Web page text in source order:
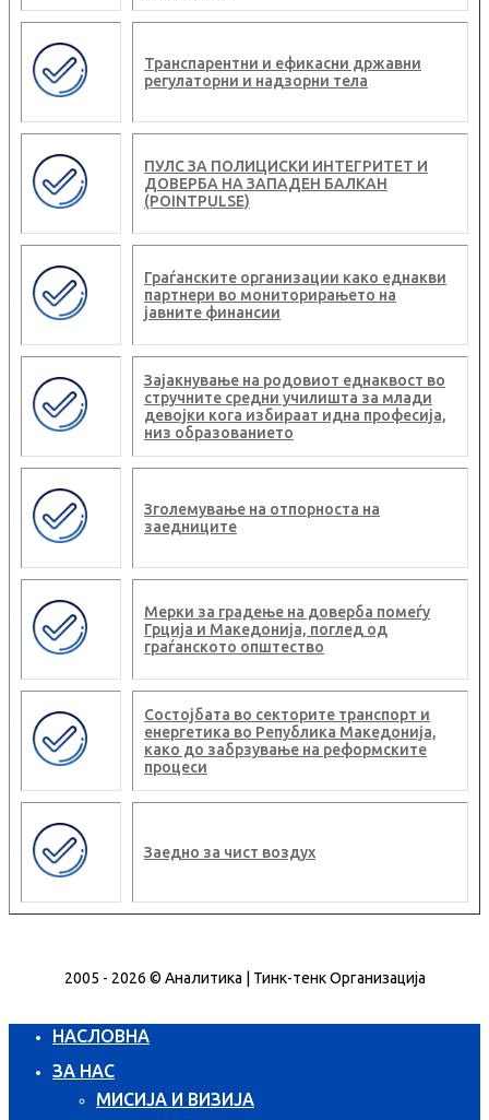
Транспарентни и ефикасни државни
регулаторни и надзорни тела
ПУЛС ЗА ПОЛИЦИСКИ ИНТЕГРИТЕТ И
ДОВЕРБА НА ЗАПАДЕН БАЛКАН
(POINTPULSE)
Граѓанските организации како еднакви
партнери во мониторирањето на
јавните финансии
Зајакнување на родовиот еднаквост во
стручните средни училишта за млади
девојки кога избираат идна професија,
низ образованието
Зголемување на отпорноста на
заедниците
Мерки за градење на доверба помеѓу
Грција и Македонија, поглед од
граѓанското општество
Состојбата во секторите транспорт и
енергетика во Република Македонија,
како до забрзување на реформските
процеси
Заедно за чист воздух
2005 - 2026 © Аналитика | Тинк-тенк Организација
НАСЛОВНА
ЗА НАС
МИСИЈА И ВИЗИЈА